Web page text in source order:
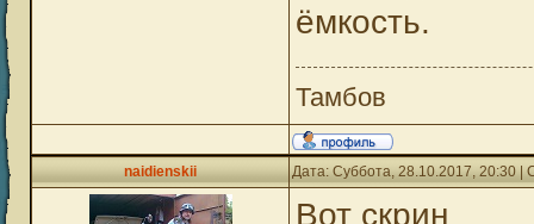
ёмкость.
Тамбов
naidienskii Дата: Суббота, 28.10.2017, 20:30
Вот скрин